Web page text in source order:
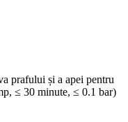
prafului și a apei pentru
≤ 30 minute, ≤ 0.1 bar)